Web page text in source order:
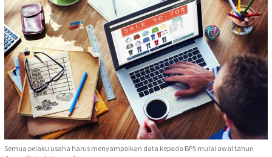
Semua pelaku usaha harus menyampaikan data kepada BPS mulai awal tahun